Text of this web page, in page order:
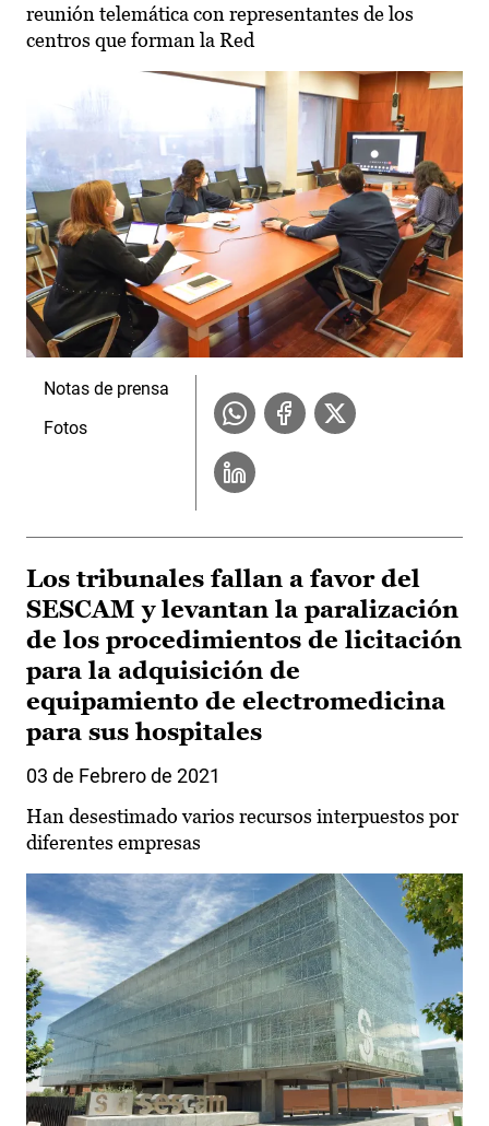
reunión telemática con representantes de los
centros que forman la Red
Notas de prensa
Fotos
Los tribunales fallan a favor del
SESCAM y levantan la paralización
de los procedimientos de licitación
para la adquisición de
equipamiento de electromedicina
para sus hospitales
03 de Febrero de 2021
Han desestimado varios recursos interpuestos por
diferentes empresas